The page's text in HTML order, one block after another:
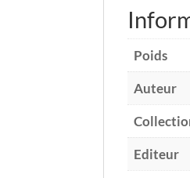
Poids
Auteur
Editeur